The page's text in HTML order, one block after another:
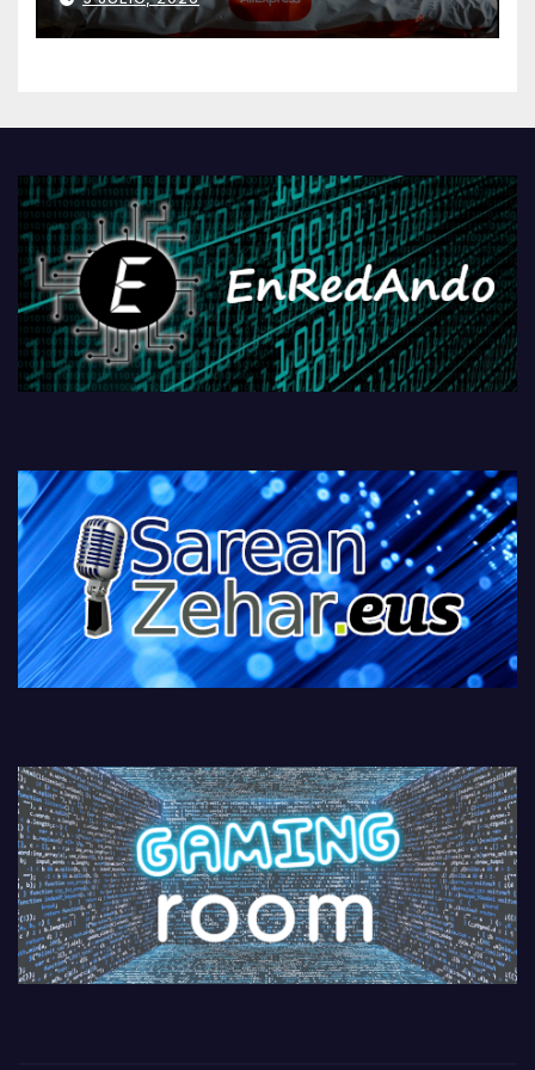
AliExpressi, AEBetako AAren
kontrola, Googleri behin
PlayStationeko bideojoko